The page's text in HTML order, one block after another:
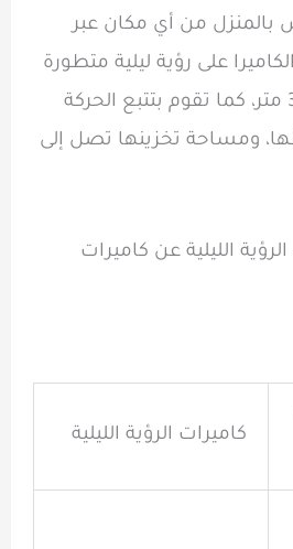
بالمنزل من أي مكان عبر
على رؤية ليلية متطورة
لمسافة تصل إلى 30 متر، كما تقوم بتتبع الحركة
ومساحة تخزينها تصل إلى
الليلية عن كاميرات
كاميرات الرؤية الليلية